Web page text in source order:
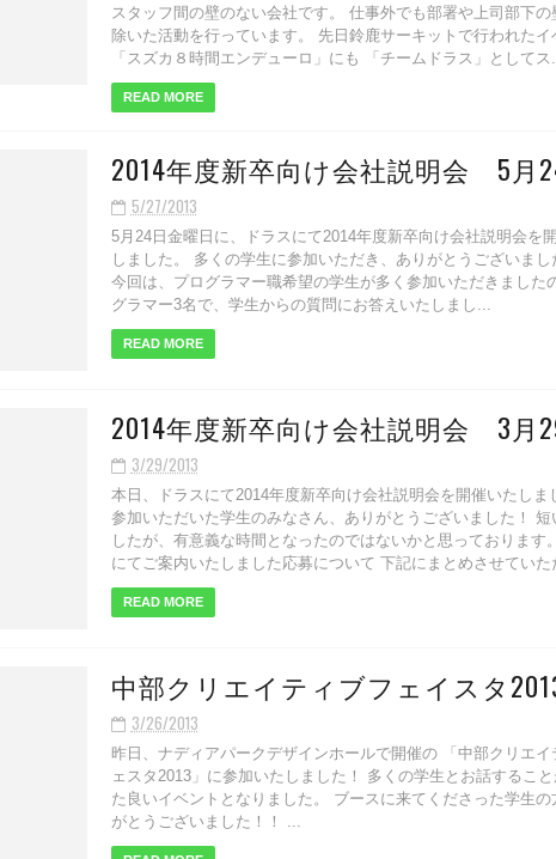
スタッフ間の壁のない会社です。 仕事外でも部署や上司部下の
除いた活動を行っています。 先日鈴鹿サーキットで行われたイ
「スズカ８時間エンデューロ」にも 「チームドラス」としてス
READ MORE
2014年度新卒向け会社説明会 5月
5/27/2013
5月24日金曜日に、ドラスにて2014年度新卒向け会社説明会を
しました。 多くの学生に参加いただき、ありがとうございまし
今回は、プログラマー職希望の学生が多く参加いただきました
グラマー3名で、学生からの質問にお答えいたしまし...
READ MORE
2014年度新卒向け会社説明会 3月
3/29/2013
本日、ドラスにて2014年度新卒向け会社説明会を開催いたしま
参加いただいた学生のみなさん、ありがとうございました！ 短
したが、有意義な時間となったのではないかと思っております
にてご案内いたしました応募について 下記にまとめさせていた
READ MORE
中部クリエイティブフェイスタ
3/26/2013
昨日、ナディアパークデザインホールで開催の 「中部クリエイ
ェスタ2013」に参加いたしました！ 多くの学生とお話すること
た良いイベントとなりました。 ブースに来てくださった学生の
がとうございました！！ ...